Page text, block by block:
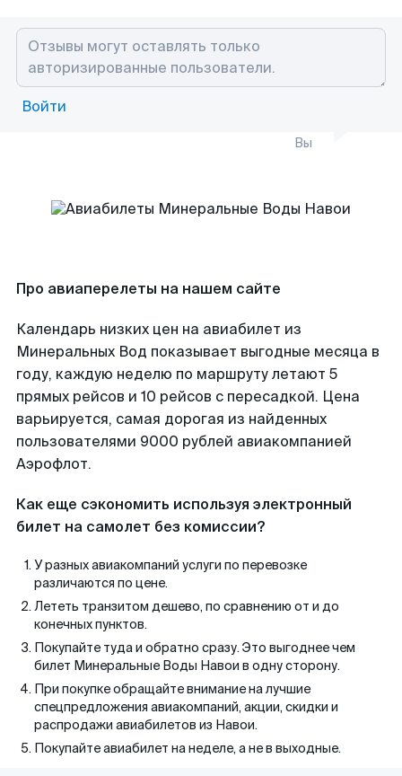
Войти
Вы
Про авиаперелеты на нашем сайте
Календарь низких цен на авиабилет из
Минеральных Вод показывает выгодные месяца в
году, каждую неделю по маршруту летают 5
прямых рейсов и 10 рейсов с пересадкой. Цена
варьируется, самая дорогая из найденных
пользователями 9000 рублей авиакомпанией
Аэрофлот.
Как еще сэкономить используя электронный
билет на самолет без комиссии?
У разных авиакомпаний услуги по перевозке
различаются по цене.
Лететь транзитом дешево, по сравнению от и до
конечных пунктов.
Покупайте туда и обратно сразу. Это выгоднее чем
билет Минеральные Воды Навои в одну сторону.
При покупке обращайте внимание на лучшие
спецпредложения авиакомпаний, акции, скидки и
распродажи авиабилетов из Навои.
Покупайте авиабилет на неделе, а не в выходные.